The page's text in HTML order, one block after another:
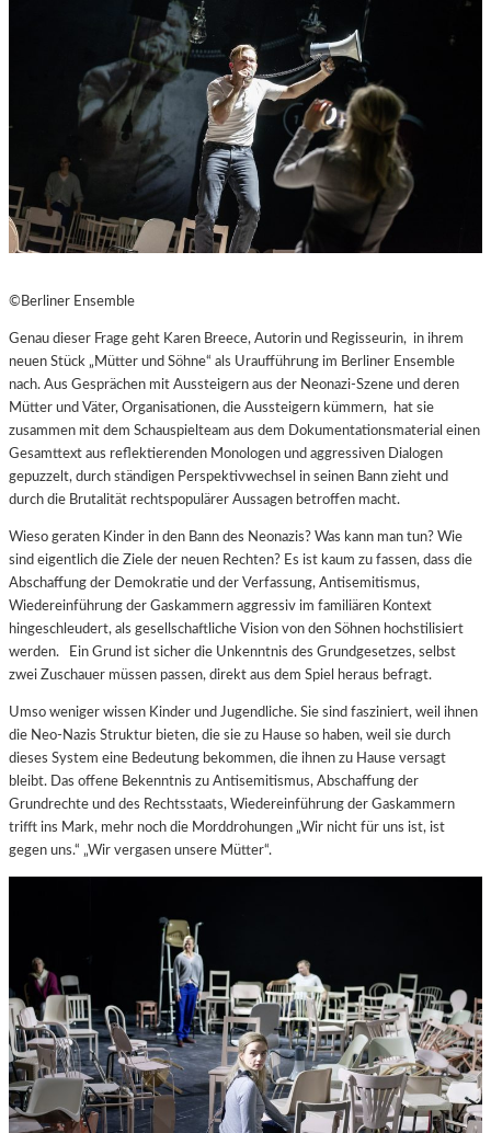
©Berliner Ensemble
Genau dieser Frage geht Karen Breece, Autorin und Regisseurin, in ihrem
neuen Stück „Mütter und Söhne“ als Uraufführung im Berliner Ensemble
nach. Aus Gesprächen mit Aussteigern aus der Neonazi-Szene und deren
Mütter und Väter, Organisationen, die Aussteigern kümmern, hat sie
zusammen mit dem Schauspielteam aus dem Dokumentationsmaterial einen
Gesamttext aus reflektierenden Monologen und aggressiven Dialogen
gepuzzelt, durch ständigen Perspektivwechsel in seinen Bann zieht und
durch die Brutalität rechtspopulärer Aussagen betroffen macht.
Wieso geraten Kinder in den Bann des Neonazis? Was kann man tun? Wie
sind eigentlich die Ziele der neuen Rechten? Es ist kaum zu fassen, dass die
Abschaffung der Demokratie und der Verfassung, Antisemitismus,
Wiedereinführung der Gaskammern aggressiv im familiären Kontext
hingeschleudert, als gesellschaftliche Vision von den Söhnen hochstilisiert
werden. Ein Grund ist sicher die Unkenntnis des Grundgesetzes, selbst
zwei Zuschauer müssen passen, direkt aus dem Spiel heraus befragt.
Umso weniger wissen Kinder und Jugendliche. Sie sind fasziniert, weil ihnen
die Neo-Nazis Struktur bieten, die sie zu Hause so haben, weil sie durch
dieses System eine Bedeutung bekommen, die ihnen zu Hause versagt
bleibt. Das offene Bekenntnis zu Antisemitismus, Abschaffung der
Grundrechte und des Rechtsstaats, Wiedereinführung der Gaskammern
trifft ins Mark, mehr noch die Morddrohungen „Wir nicht für uns ist, ist
gegen uns.“ „Wir vergasen unsere Mütter“.